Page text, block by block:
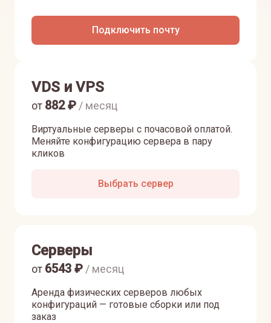
Подключить почту
VDS и VPS
Виртуальные серверы с почасовой оплатой.
Меняйте конфигурацию сервера в пару
кликов
от 882₽ / месяц
Выбрать сервер
Серверы
Аренда физических серверов любых
конфигураций — готовые сборки или под
заказ
от 6543 ₽ / месяц